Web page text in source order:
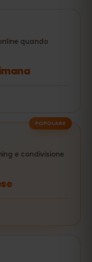
quando
POPOLARE
e condivisione